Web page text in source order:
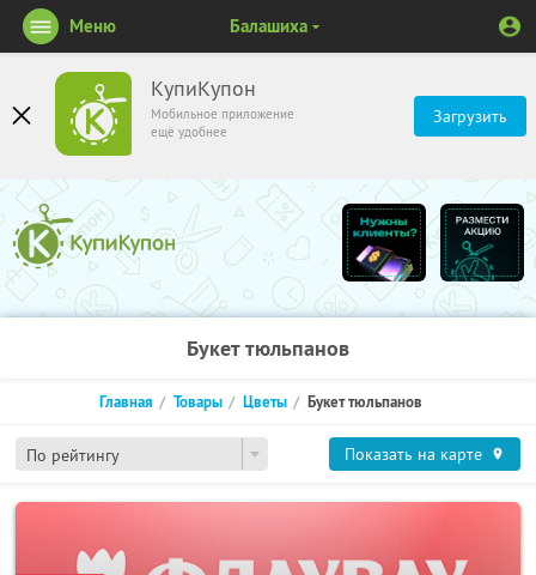
КупиКупон
Мобильное приложение
ещё удобнее
Загрузить
Меню Балашиха
Букет тюльпанов
По рейтингу
Главная Товары Цветы Букет тюльпанов
Показать на карте